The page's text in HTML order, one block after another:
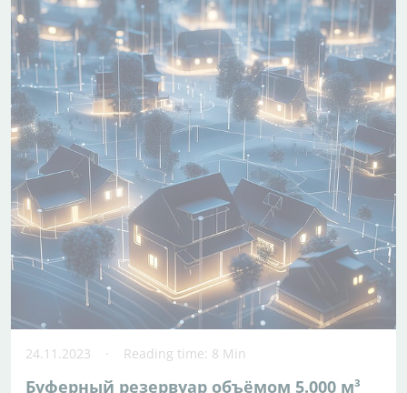
24.11.2023 Reading time: 8 Min
Буферный резервуар объёмом 5.000 м³